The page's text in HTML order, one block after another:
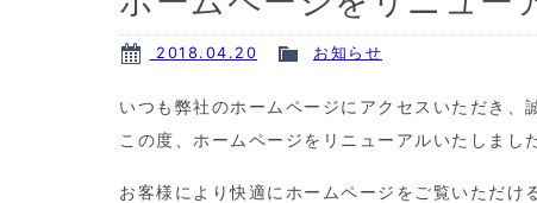
2018.04.20 お知らせ
いつも弊社のホームページにアクセスいただき、
この度、ホームページをリニューアルいたしまし
お客様により快適にホームページをご覧いただけ